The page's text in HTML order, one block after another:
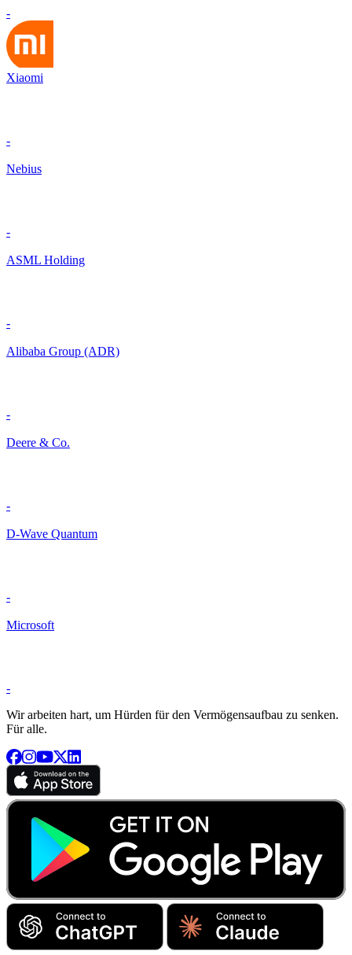
-
Xiaomi
-
Nebius
-
ASML Holding
-
Alibaba Group (ADR)
-
Deere & Co.
-
D-Wave Quantum
-
Microsoft
-
Wir arbeiten hart, um Hürden für den Vermögensaufbau zu senken.
Für alle.